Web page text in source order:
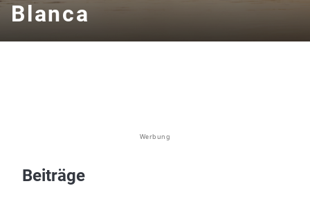
Blanca
Werbung
Beiträge